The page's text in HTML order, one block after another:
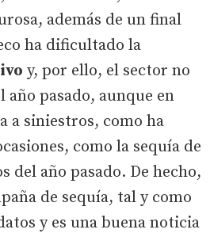
además de un final
ha dificultado la
y, por ello, el sector no
año pasado, aunque en
a siniestros, como ha
como la sequía de
del año pasado. De hecho,
de sequía, tal y como
y es una buena noticia